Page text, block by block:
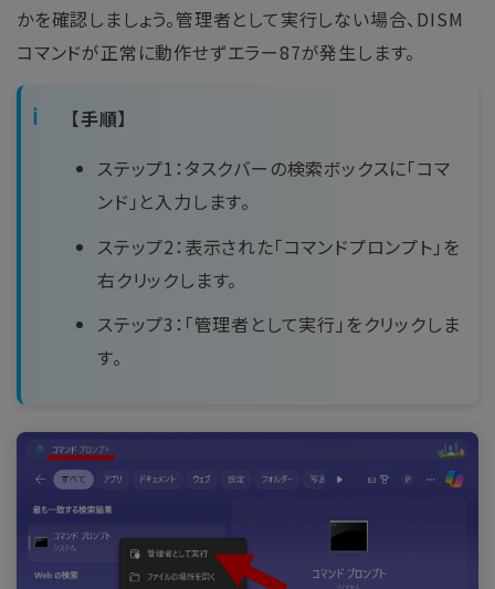
かを確認しましょう。管理者として実行しない場合、DISM
コマンドが正常に動作せずエラー87が発生します。
【手順】
ステップ1：タスクバーの検索ボックスに「コマ
ンド」と入力します。
ステップ2：表示された「コマンドプロンプト」を
右クリックします。
ステップ3：「管理者として実行」をクリックしま
す。